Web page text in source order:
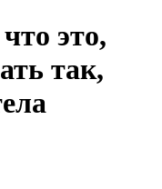
это,
так,